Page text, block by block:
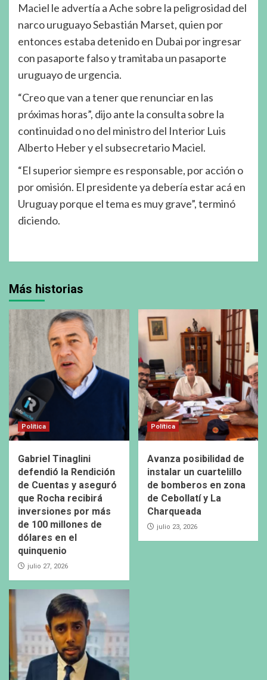
Maciel le advertía a Ache sobre la peligrosidad del
narco uruguayo Sebastián Marset, quien por
entonces estaba detenido en Dubai por ingresar
con pasaporte falso y tramitaba un pasaporte
uruguayo de urgencia.
“Creo que van a tener que renunciar en las
próximas horas”, dijo ante la consulta sobre la
continuidad o no del ministro del Interior Luis
Alberto Heber y el subsecretario Maciel.
“El superior siempre es responsable, por acción o
por omisión. El presidente ya debería estar acá en
Uruguay porque el tema es muy grave”, terminó
diciendo.
Más historias
Política
Gabriel Tinaglini
defendió la Rendición
de Cuentas y aseguró
que Rocha recibirá
inversiones por más
de 100 millones de
dólares en el
quinquenio
julio 27, 2026
Política
Avanza posibilidad de
instalar un cuartelillo
de bomberos en zona
de Cebollatí y La
Charqueada
julio 23, 2026